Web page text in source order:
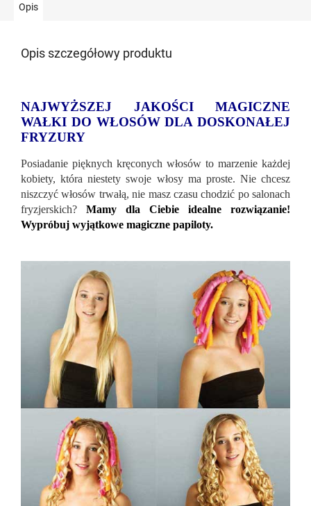
Opis
Opis szczegółowy produktu
NAJWYŻSZEJ JAKOŚCI MAGICZNE
WAŁKI DO WŁOSÓW DLA DOSKONAŁEJ
FRYZURY
Posiadanie pięknych kręconych włosów to marzenie każdej
kobiety, która niestety swoje włosy ma proste. Nie chcesz
niszczyć włosów trwałą, nie masz czasu chodzić po salonach
fryzjerskich? Mamy dla Ciebie idealne rozwiązanie!
Wypróbuj wyjątkowe magiczne papiloty.